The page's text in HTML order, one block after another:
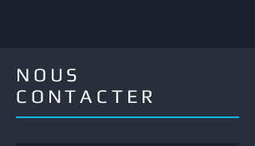
NOUS
CONTACTER